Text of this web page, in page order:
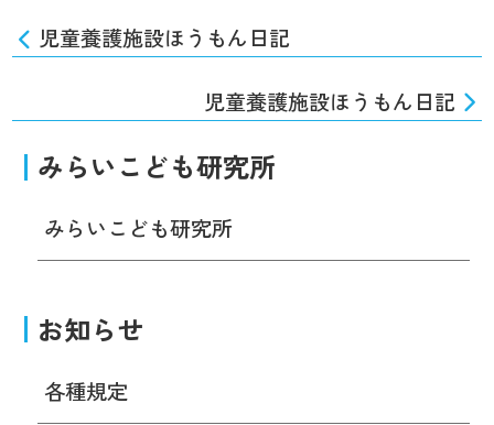
児童養護施設ほうもん日記
児童養護施設ほうもん日記
みらいこども研究所
みらいこども研究所
お知らせ
各種規定